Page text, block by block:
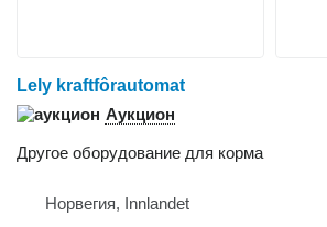
Lely kraftfôrautomat
Аукцион
Другое оборудование для корма
Норвегия, Innlandet